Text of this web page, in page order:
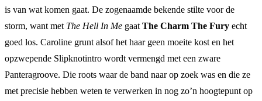
is van wat komen gaat. De zogenaamde bekende stilte voor de
storm, want met The Hell In Me gaat The Charm The Fury echt
goed los. Caroline grunt alsof het haar geen moeite kost en het
opzwepende Slipknotintro wordt vermengd met een zware
Panteragroove. Die roots waar de band naar op zoek was en die ze
met precisie hebben weten te verwerken in nog zo’n hoogtepunt op